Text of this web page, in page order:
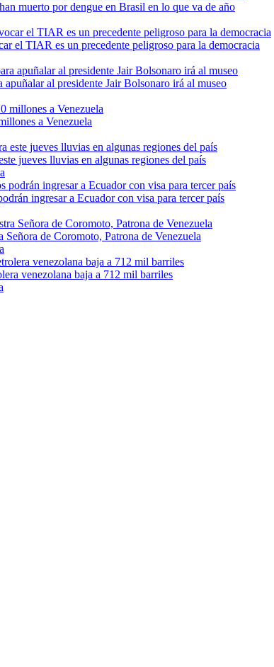
muerto por dengue en Brasil en lo que va de año
el TIAR es un precedente peligroso para la democracia
al presidente Jair Bolsonaro irá al museo
a Venezuela
jueves lluvias en algunas regiones del país
ingresar a Ecuador con visa para tercer país
Señora de Coromoto, Patrona de Venezuela
venezolana baja a 712 mil barriles